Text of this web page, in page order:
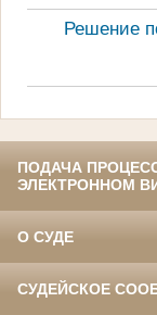
Решение
ПОДАЧА
ЭЛЕКТРОННОМ
О СУДЕ
СУДЕЙСКОЕ